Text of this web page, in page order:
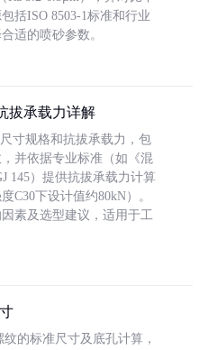
括ISO 8503-1标准和行业
适的喷砂参数。
拔承载力详解
寸规格和抗拔承载力，包
并依据专业标准（如《混
145）提供抗拔承载力计算
C30下设计值约80kN）。
素及选型建议，适用于工
的标准尺寸及底孔计算，